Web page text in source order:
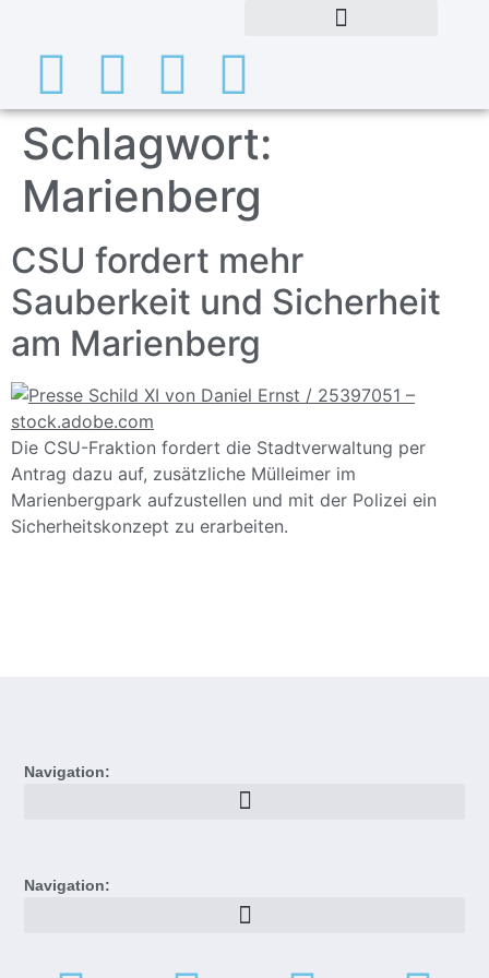
Schlagwort:
Marienberg
CSU fordert mehr
Sauberkeit und Sicherheit
am Marienberg
Die CSU-Fraktion fordert die Stadtverwaltung per
Antrag dazu auf, zusätzliche Mülleimer im
Marienbergpark aufzustellen und mit der Polizei ein
Sicherheitskonzept zu erarbeiten.
Navigation:
Navigation: